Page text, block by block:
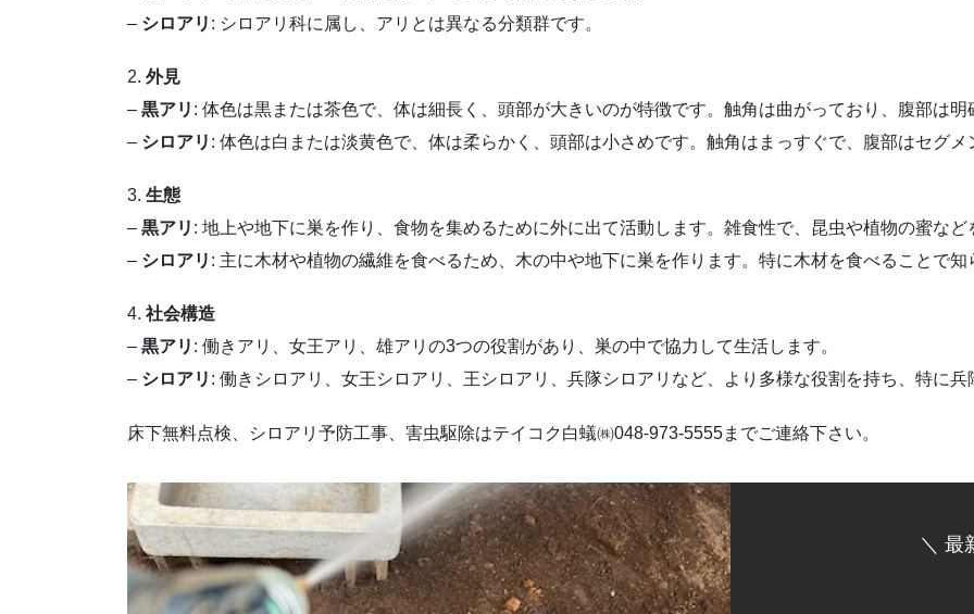
– シロアリ : シロアリ科に属し、アリとは異なる分類群です。
2. 外見
– 黒アリ : 体色は黒または茶色で、体は細長く、頭部が大きいのが特徴です。触角は曲がっており、腹部は明
– シロアリ : 体色は白または淡黄色で、体は柔らかく、頭部は小さめです。触角はまっすぐで、腹部はセグメ
3. 生態
– 黒アリ : 地上や地下に巣を作り、食物を集めるために外に出て活動します。雑食性で、昆虫や植物の蜜など
– シロアリ : 主に木材や植物の繊維を食べるため、木の中や地下に巣を作ります。特に木材を食べることで知
4. 社会構造
– 黒アリ : 働きアリ、女王アリ、雄アリの3つの役割があり、巣の中で協力して生活します。
– シロアリ : 働きシロアリ、女王シロアリ、王シロアリ、兵隊シロアリなど、より多様な役割を持ち、特に兵
床下無料点検、シロアリ予防工事、害虫駆除はテイコク白蟻㈱048-973-5555までご連絡下さい。
＼ 最